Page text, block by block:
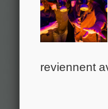
reviennent